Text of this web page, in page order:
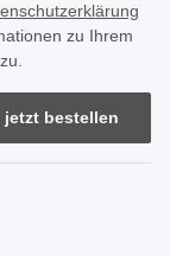
zu Ihrem
jetzt bestellen